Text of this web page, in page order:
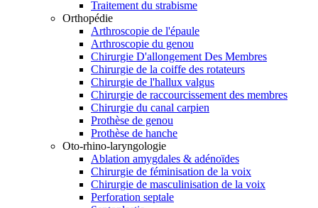
Traitement du strabisme
Orthopédie
Arthroscopie de l'épaule
Arthroscopie du genou
Chirurgie D'allongement Des Membres
Chirurgie de la coiffe des rotateurs
Chirurgie de l'hallux valgus
Chirurgie de raccourcissement des membres
Chirurgie du canal carpien
Prothèse de genou
Prothèse de hanche
Oto-rhino-laryngologie
Ablation amygdales & adénoïdes
Chirurgie de féminisation de la voix
Chirurgie de masculinisation de la voix
Perforation septale